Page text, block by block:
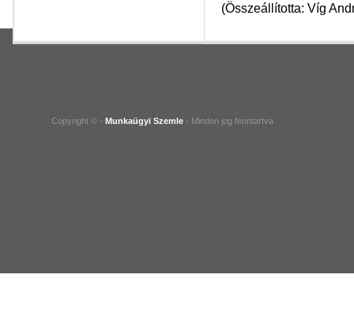
(Összeállította: Víg
Copyright © - Munkaügyi Szemle - Minden jog fenntartva